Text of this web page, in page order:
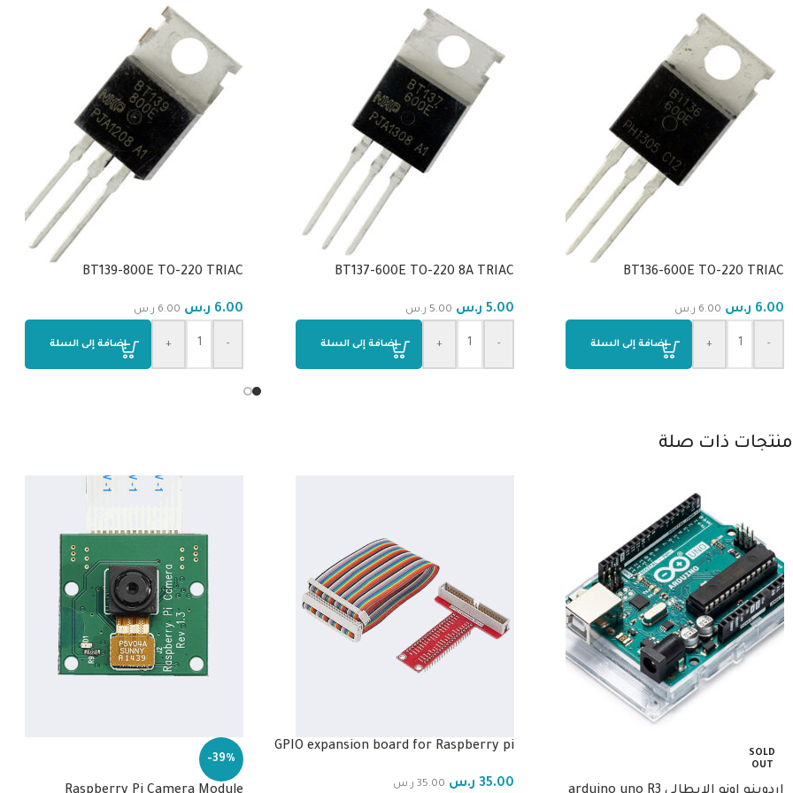
BT136-600E TO-220 TRIAC
6.00 ر.س 6.00 ر.س
-
+ إضافة إلى السلة
BT137-600E TO-220 8A TRIAC
5.00 ر.س 5.00 ر.س
-
+ إضافة إلى السلة
BT139-800E TO-220 TRIAC
6.00 ر.س 6.00 ر.س
-
+ إضافة إلى السلة
منتجات ذات صلة
SOLD
OUT
GPIO expansion board for Raspberry pi
35.00 ر.س 35.00 ر.س
-39%